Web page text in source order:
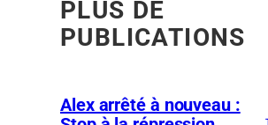
PLUS DE
PUBLICATIONS
Alex arrêté à nouveau :